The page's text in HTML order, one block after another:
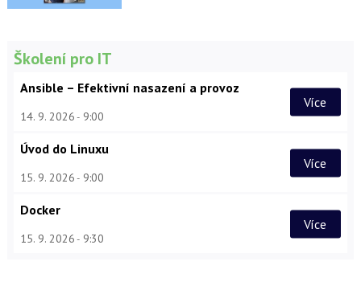
Školení pro IT
Ansible – Efektivní nasazení a provoz
14. 9. 2026 9:00
Více
Úvod do Linuxu
15. 9. 2026 9:00
Více
Docker
15. 9. 2026 9:30
Více